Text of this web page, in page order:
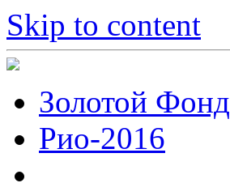
Skip to content
Золотой Фонд
Рио-2016